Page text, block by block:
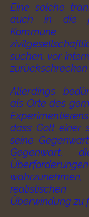
Eine solche
auch in die
Kommune
suchen, vor
Allerdings
als Orte des
dass Gott einer
seine
Gegenwart,
Überwindung zu